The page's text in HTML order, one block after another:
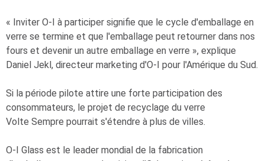
« Inviter O-I à participer signifie que le cycle d'emballage en
verre se termine et que l'emballage peut retourner dans nos
fours et devenir un autre emballage en verre », explique
Daniel Jekl, directeur marketing d'O-I pour l'Amérique du Sud.
Si la période pilote attire une forte participation des
consommateurs, le projet de recyclage du verre
Volte Sempre pourrait s'étendre à plus de villes.
O-I Glass est le leader mondial de la fabrication